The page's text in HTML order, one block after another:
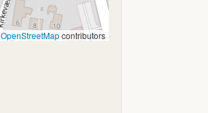
OpenStreetMapcontributors